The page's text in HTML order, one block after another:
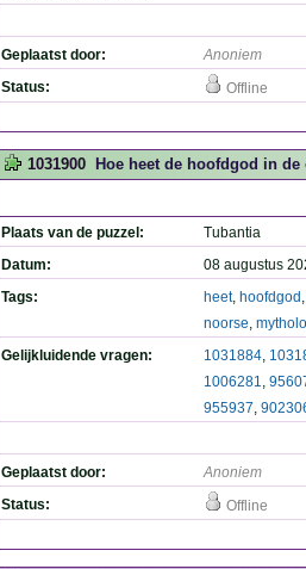
Geplaatst door:
Anoniem
Status:
Offline
1031900 Hoe heet de hoofdgod in
Plaats van de puzzel:
Tubantia
Datum:
08 augustus
Tags:
heet, hoofdgod
noorse,
Gelijkluidende vragen:
1031884,
1006281,
955937,
Geplaatst door:
Anoniem
Status:
Offline